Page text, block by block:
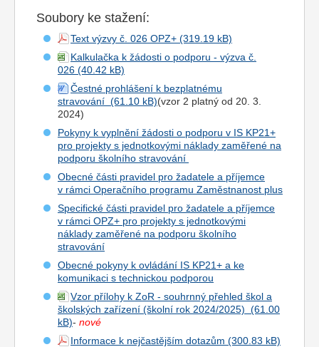
Soubory ke stažení:
Text výzvy č. 026 OPZ+
Kalkulačka k žádosti o podporu - výzva č.
026
Čestné prohlášení k bezplatnému
stravování
(vzor 2 platný od 20. 3.
2024)
Pokyny k vyplnění žádosti o podporu v IS KP21+
pro projekty s jednotkovými náklady zaměřené na
podporu školního stravování
Obecné části pravidel pro žadatele a příjemce
v rámci Operačního programu Zaměstnanost plus
Specifické části pravidel pro žadatele a příjemce
v rámci OPZ+ pro projekty s jednotkovými
náklady zaměřené na podporu školního
stravování
Obecné pokyny k ovládání IS KP21+ a ke
komunikaci s technickou podporou
Vzor přílohy k ZoR - souhrnný přehled škol a
školských zařízení (školní rok 2024/2025)
- nové
Informace k nejčastějším dotazům